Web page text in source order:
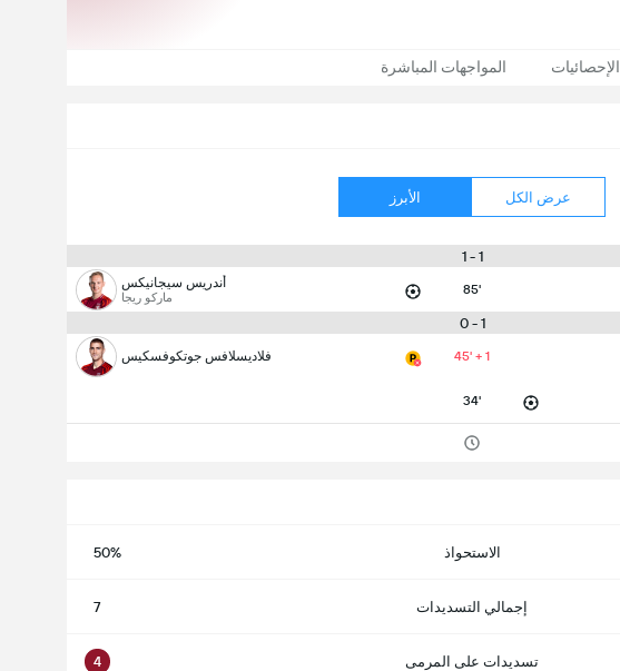
الإحصائيات المواجهات المباشرة
عرض الكل الأبرز
1 - 1
85' أندريس سيجانيكس
ماركو ريجا
1 - 0
45' + 1 فلاديسلافس جوتكوفسكيس
34'
الاستحواذ 50%
إجمالي التسديدات 7
تسديدات على المرمى 4